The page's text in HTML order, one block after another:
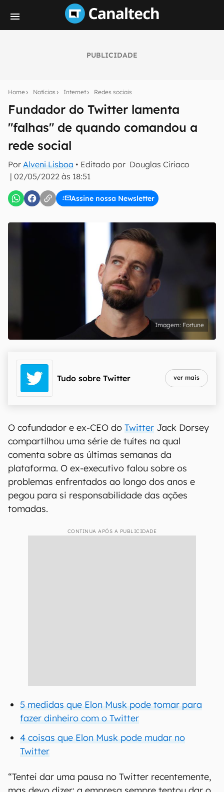
PUBLICIDADE
Home Notícias Internet Redes sociais
Fundador do Twitter lamenta
"falhas" de quando comandou a
rede social
Por Alveni Lisboa • Editado por Douglas Ciriaco
| 02/05/2022 às 18:51
Assine nossa Newsletter
notícias e reviews sobre tecnologia em primeira
mão.
E-mail
inscreva-se
Confirmo que li, aceito e concordo com os Termos de
Uso e Política de Privacidade do Canaltech.
Fortune
Tudo sobre Twitter ver mais
O cofundador e ex-CEO do Twitter Jack Dorsey
compartilhou uma série de tuítes na qual
comenta sobre as últimas semanas da
plataforma. O ex-executivo falou sobre os
problemas enfrentados ao longo dos anos e
pegou para si responsabilidade das ações
tomadas.
CONTINUA APÓS A PUBLICIDADE
5 medidas que Elon Musk pode tomar para
fazer dinheiro com o Twitter
4 coisas que Elon Musk pode mudar no
Twitter
“Tentei dar uma pausa no Twitter recentemente,